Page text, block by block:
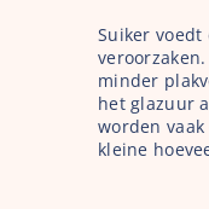
Suiker
minder
het glazuur
worden
kleine